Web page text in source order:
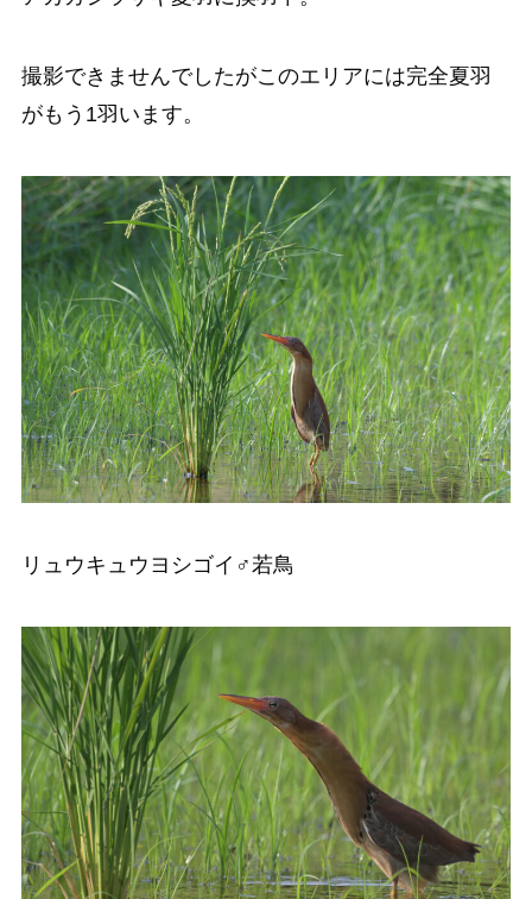
撮影できませんでしたがこのエリアには完全夏羽
がもう1羽います。
リュウキュウヨシゴイ♂若鳥